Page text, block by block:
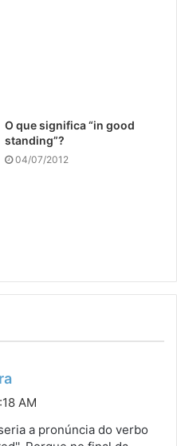
O que significa “in good
standing”?
04/07/2012
i
s
AM
a pronúncia do verbo